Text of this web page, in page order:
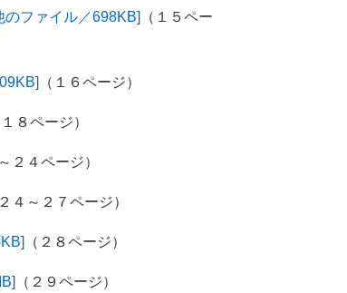
ファイル／698KB]
（１５ペー
（１６ページ）
８ページ）
２４ページ）
２４～２７ページ）
（２８ページ）
（２９ページ）